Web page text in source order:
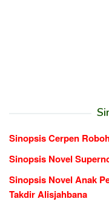
Sinopsis Cerpen
Sinopsis Novel
Sinopsis Novel Anak
Takdir Alisjahbana